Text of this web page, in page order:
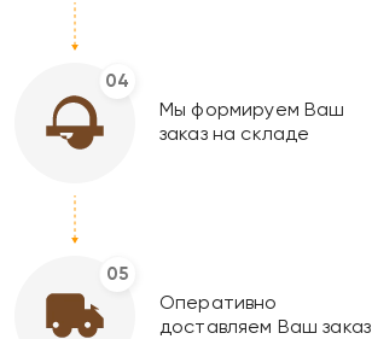
04
Мы формируем Ваш
заказ на складе
05
Оперативно
доставляем Ваш заказ